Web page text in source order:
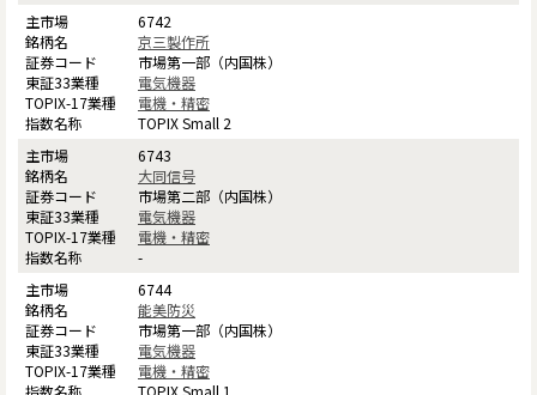
6742
京三製作所
市場第一部（内国株）
電気機器
電機・精密
TOPIX Small 2
6743
大同信号
市場第二部（内国株）
電気機器
電機・精密
-
6744
能美防災
市場第一部（内国株）
電気機器
電機・精密
TOPIX Small 1